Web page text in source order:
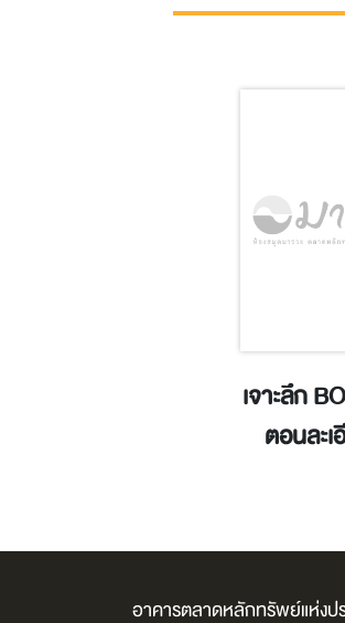
เจาะลึก
ตอนละ
เหมาแล
โครงกา
อาคารตลาดหลักทรัพย์แห่งป